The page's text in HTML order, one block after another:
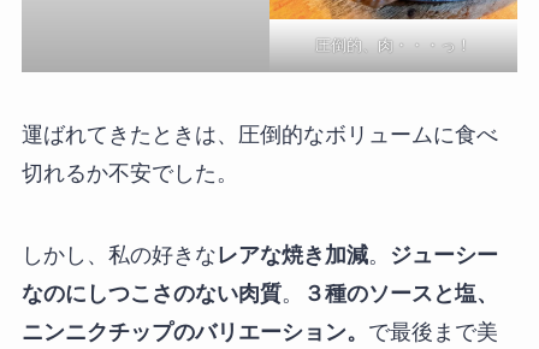
圧倒的、肉・・・っ！
運ばれてきたときは、圧倒的なボリュームに食べ
切れるか不安でした。
しかし、私の好きなレアな焼き加減。
ジューシー
なのにしつこさのない肉質。
３種のソースと塩、
ニンニクチップのバリエーション。 で最後まで美